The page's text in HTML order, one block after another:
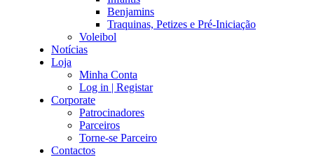
Benjamins
Traquinas, Petizes e Pré-Iniciação
Voleibol
Notícias
Loja
Minha Conta
Log in | Registar
Corporate
Patrocinadores
Parceiros
Torne-se Parceiro
Contactos